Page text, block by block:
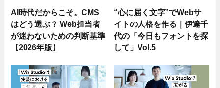
AI時代だからこそ。CMS
はどう選ぶ？ Web担当者
が迷わないための判断基準
【2026年版】
“心に届く文字”でWebサ
イトの人格を作る｜伊達千
代の「今日もフォントを探
して」Vol.5